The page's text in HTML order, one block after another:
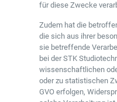
für diese Zwecke
Zudem hat die
die sich aus ihrer
sie betreffende
bei der STK
wissenschaftlichen
oder zu statistischen
GVO erfolgen,